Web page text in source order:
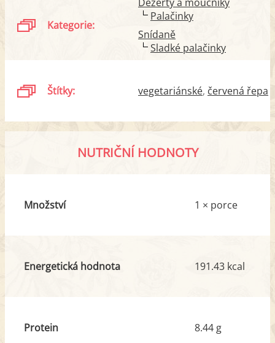
Kategorie:
Palačinky
Snídaně
Sladké palačinky
Štítky: vegetariánské červená řepa
NUTRIČNÍ HODNOTY
Množství 1 × porce
Energetická hodnota 191.43 kcal
Protein 8.44 g